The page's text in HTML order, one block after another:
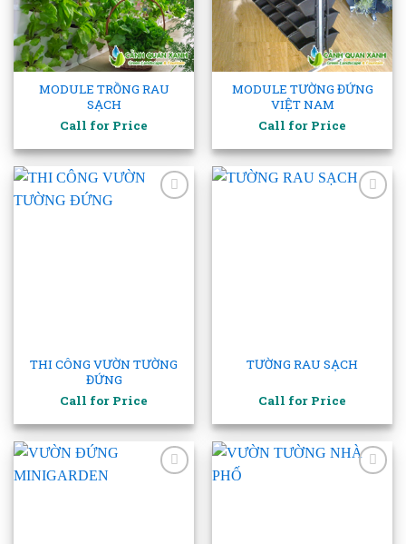
MODULE TRỒNG RAU
SẠCH
Call for Price
MODULE TƯỜNG ĐỨNG
VIỆT NAM
Call for Price
THI CÔNG VƯỜN TƯỜNG
ĐỨNG
Call for Price
TƯỜNG RAU SẠCH
Call for Price